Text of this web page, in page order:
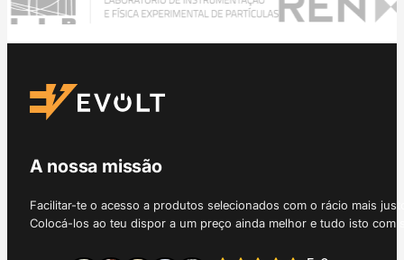
A nossa missão
Facilitar-te o acesso a produtos selecionados com o rácio mais
Colocá-los ao teu dispor a um preço ainda melhor e tudo isto